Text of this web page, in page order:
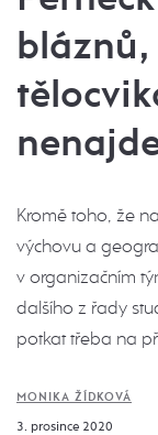
bláznů,
Kromě toho, že
výchovu a
v organizačním
dalšího z řady
potkat třeba na
MONIKA ŽÍDKOVÁ
3. prosince 2020